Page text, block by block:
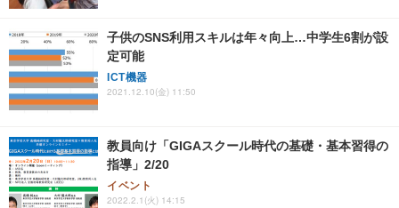
子供のSNS利用スキルは年々向上…中学生6割が設
定可能
ICT機器
2021.12.10(金) 11:50
教員向け「GIGAスクール時代の基礎・基本習得の
指導」2/20
イベント
2022.2.1(火) 14:15